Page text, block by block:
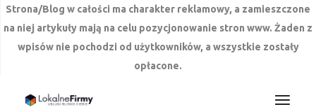
Strona/Blog w całości ma charakter reklamowy, a zamieszczone
na niej artykuły mają na celu pozycjonowanie stron www. Żaden z
wpisów nie pochodzi od użytkowników, a wszystkie zostały
opłacone.